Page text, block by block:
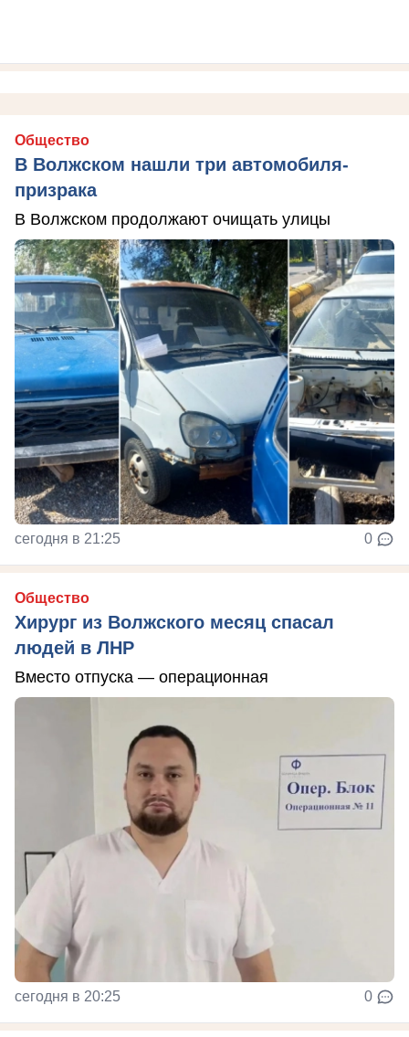
Общество
В Волжском нашли три автомобиля-
призрака
В Волжском продолжают очищать улицы
сегодня в 21:25 0
Общество
Хирург из Волжского месяц спасал
людей в ЛНР
Вместо отпуска — операционная
сегодня в 20:25 0